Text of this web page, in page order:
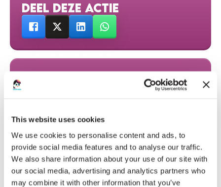
This website uses cookies
We use cookies to personalise content and ads, to
provide social media features and to analyse our traffic.
We also share information about your use of our site with
our social media, advertising and analytics partners who
may combine it with other information that you’ve
DEEL DEZE ACTIE
DONEER EN MAAK HET VERSCHIL!
DONEER NU
HARTELIJK DANK AAN ONZE DONATEURS